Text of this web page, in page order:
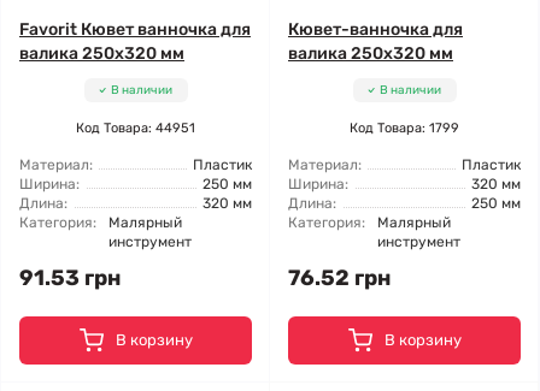
Favorit Кювет ванночка для
валика 250x320 мм
В наличии
Код Товара: 44951
Материал:
Пластик
Ширина:
250 мм
Длина:
320 мм
Категория:
Малярный
инструмент
91.53 грн
В корзину
Кювет-ванночка для
валика 250x320 мм
В наличии
Код Товара: 1799
Материал:
Пластик
Ширина:
320 мм
Длина:
250 мм
Категория:
Малярный
инструмент
76.52 грн
В корзину